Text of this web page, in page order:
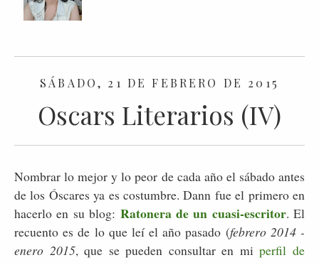
SÁBADO, 21 DE FEBRERO DE 2015
Oscars Literarios (IV)
Nombrar lo mejor y lo peor de cada año el sábado antes
de los Óscares ya es costumbre. Dann fue el primero en
hacerlo en su blog: Ratonera de un cuasi-escritor. El
recuento es de lo que leí el año pasado (febrero 2014 -
enero 2015, que se pueden consultar en miperfil de